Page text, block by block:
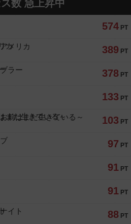
数 急上昇中
574 PT
389 PT
メリカ
378 PT
ラー
133 PT
103 PT
前はまだ生きている～
97 PT
91 PT
91 PT
88 PT
イト